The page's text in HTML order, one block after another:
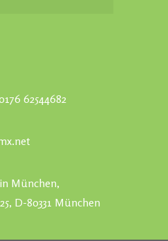
62544682
München,
D-80331 München